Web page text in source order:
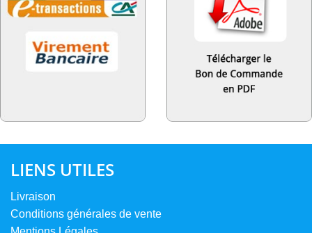
LIENS UTILES
Livraison
Conditions générales de vente